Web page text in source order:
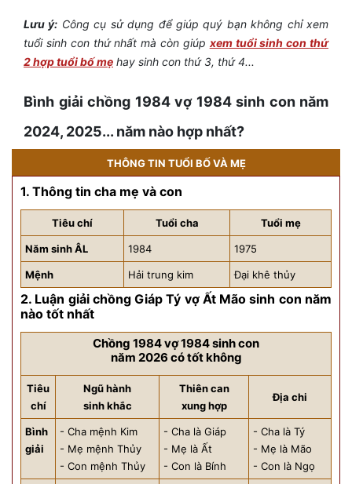
Lưu ý: Công cụ sử dụng để giúp quý bạn không chỉ xem
tuổi sinh con thứ nhất mà còn giúp xem tuổi sinh con thứ
2 hợp tuổi bố mẹ hay sinh con thứ 3, thứ 4...
Bình giải chồng 1984vợ 1984sinh con năm
2024, 2025... năm nào hợp nhất?
THÔNG TIN TUỔI BỐ VÀ MẸ
1. Thông tin cha mẹ và con
Tiêu chí Tuổi cha Tuổi mẹ
Năm sinh ÂL 1984 1975
Mệnh Hải trung kim Đại khê thủy
2. Luận giải chồng Giáp Tý vợ Ất Mão sinh con năm
nào tốt nhất
Chồng 1984 vợ 1984 sinh con
năm 2026 có tốt không
Tiêu
chí
Ngũ hành
sinh khắc
Thiên can
xung hợp
Địa chi
Bình
giải
- Cha mệnh Kim
- Mẹ mệnh Thủy
- Con mệnh Thủy
- Cha là Giáp
- Mẹ là Ất
- Con là Bính
- Cha là Tý
- Mẹ là Mão
- Con là Ngọ